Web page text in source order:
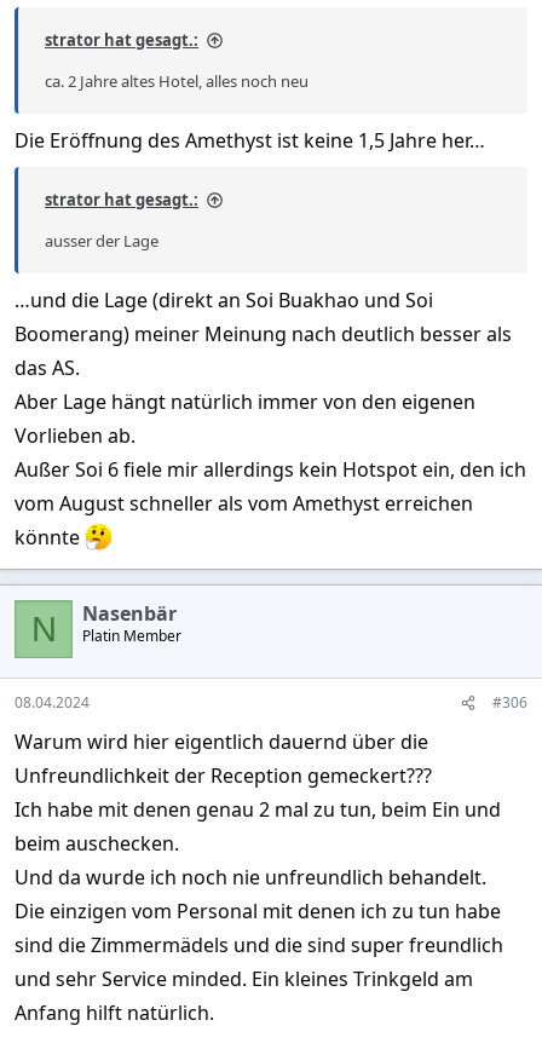
strator hat gesagt.:
ca. 2 Jahre altes Hotel, alles noch neu
Die Eröffnung des Amethyst ist keine 1,5 Jahre her…
strator hat gesagt.:
ausser der Lage
…und die Lage (direkt an Soi Buakhao und Soi
Boomerang) meiner Meinung nach deutlich besser als
das AS.
Aber Lage hängt natürlich immer von den eigenen
Vorlieben ab.
Außer Soi 6 fiele mir allerdings kein Hotspot ein, den ich
vom August schneller als vom Amethyst erreichen
könnte
N Nasenbär
Platin Member
08.04.2024 #306
Warum wird hier eigentlich dauernd über die
Unfreundlichkeit der Reception gemeckert???
Ich habe mit denen genau 2 mal zu tun, beim Ein und
beim auschecken.
Und da wurde ich noch nie unfreundlich behandelt.
Die einzigen vom Personal mit denen ich zu tun habe
sind die Zimmermädels und die sind super freundlich
und sehr Service minded. Ein kleines Trinkgeld am
Anfang hilft natürlich.